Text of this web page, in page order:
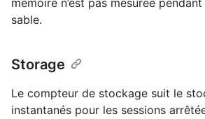
mémoire n’est pas mesurée
sable.
Storage
Le compteur de stockage suit le
instantanés pour les sessions